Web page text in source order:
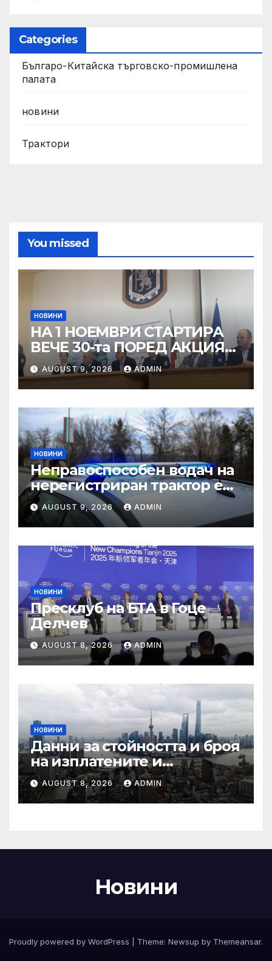
Categories
Българо-Китайска търговско-промишлена
палата
новини
Трактори
You missed
НОВИНИ
НА 1 НОЕМВРИ СТАРТИРА
ВЕЧЕ 30-та ПОРЕД АКЦИЯ
„ЗИМА“
AUGUST 9, 2026 ADMIN
НОВИНИ
Неправоспособен водач на
нерегистриран трактор е
спрян в Търговище –
Новини Търговище
AUGUST 9, 2026 ADMIN
НОВИНИ
Пресклуб на БТА в Гоце
Делчев
AUGUST 8, 2026 ADMIN
НОВИНИ
Данни за стойността и броя
на изплатените и
предявени претенции по
застраховка „Гражданска
отговорност” на
групи, към 31.12.2024 г.
AUGUST 8, 2026 ADMIN
Новини
Proudly powered by WordPress Theme: Newsup by Themeansar.